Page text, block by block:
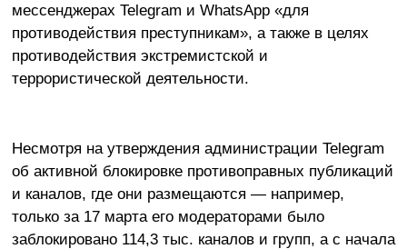
мессенджерах Telegram и WhatsApp «для
противодействия преступникам», а также в целях
противодействия экстремистской и
террористической деятельности.
Несмотря на утверждения администрации Telegram
об активной блокировке противоправных публикаций
и каналов, где они размещаются — например,
только за 17 марта его модераторами было
заблокировано 114,3 тыс. каналов и групп, а с начала